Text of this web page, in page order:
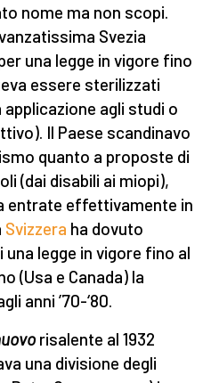
nome ma non scopi.
Svezia
una legge in vigore fino
essere sterilizzati
agli studi o
Il Paese scandinavo
quanto a proposte di
(dai disabili ai miopi),
entrate effettivamente in
Svizzera ha dovuto
legge in vigore fino al
(Usa e Canada) la
anni ’70-‘80.
risalente al 1932
una divisione degli